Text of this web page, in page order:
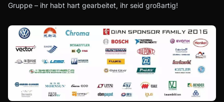
Gruppe – ihr habt hart gearbeitet, ihr seid großartig!